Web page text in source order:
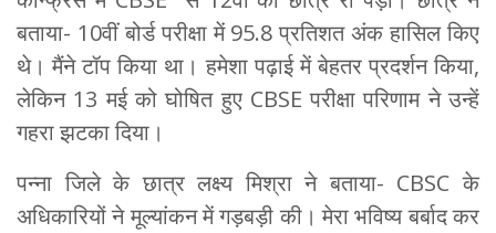
बताया- 10वीं बोर्ड परीक्षा में 95.8 प्रतिशत अंक हासिल किए
थे। मैंने टॉप किया था। हमेशा पढ़ाई में बेहतर प्रदर्शन किया,
लेकिन 13 मई को घोषित हुए CBSE परीक्षा परिणाम ने उन्हें
गहरा झटका दिया।
पन्ना जिले के छात्र लक्ष्य मिश्रा ने बताया- CBSC के
अधिकारियों ने मूल्यांकन में गड़बड़ी की। मेरा भविष्य बर्बाद कर